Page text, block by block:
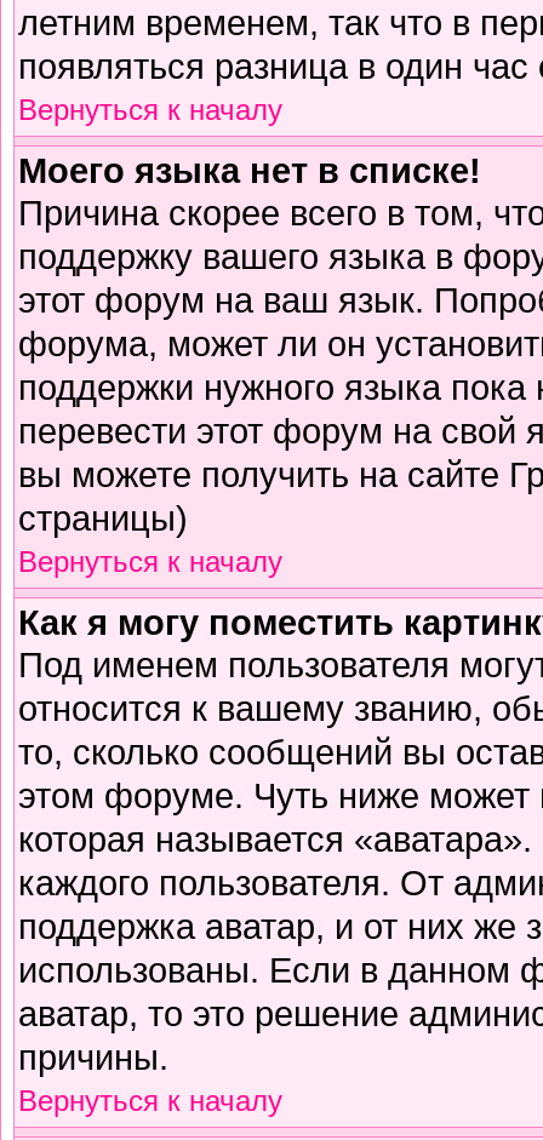
летним временем, так что в
появляться разница в один
Вернуться к началу
Моего языка нет в списке!
Причина скорее всего в том,
поддержку вашего языка в
этот форум на ваш язык.
форума, может ли он
поддержки нужного языка
перевести этот форум на
вы можете получить на сайте
страницы)
Вернуться к началу
Как я могу поместить
Под именем пользователя
относится к вашему званию,
то, сколько сообщений вы
этом форуме. Чуть ниже может
которая называется
каждого пользователя. От
поддержка аватар, и от них же
использованы. Если в данном
аватар, то это решение
причины.
Вернуться к началу